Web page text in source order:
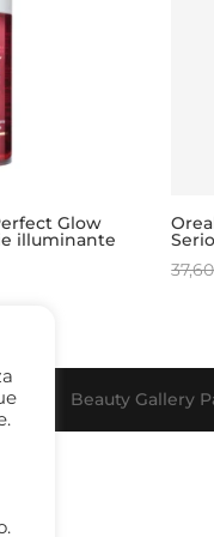
Glow
illuminante
€.
Beauty Gallery